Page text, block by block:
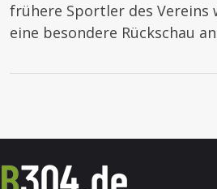
frühere Sportler des Vereins
eine besondere Rückschau